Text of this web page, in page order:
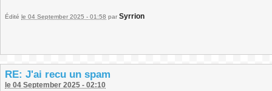
Édité le 04 September 2025 - 01:58 par Syrrion
RE: J'ai recu un spam
le 04 September 2025 - 02:10